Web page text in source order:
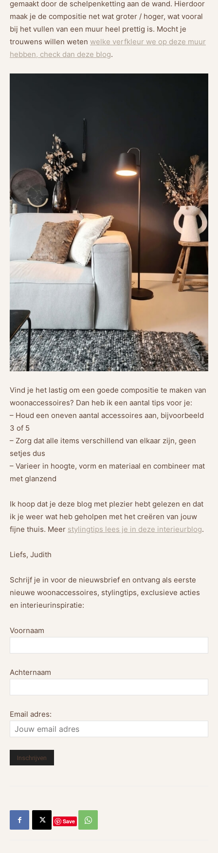
gemaakt door de schelpenketting aan de wand. Hierdoor
maak je de compositie net wat groter / hoger, wat vooral
bij het vullen van een muur heel prettig is. Mocht je
trouwens willen weten welke verfkleur we op deze muur
hebben, check dan deze blog.
Vind je het lastig om een goede compositie te maken van
woonaccessoires? Dan heb ik een aantal tips voor je:
– Houd een oneven aantal accessoires aan, bijvoorbeeld
3 of 5
– Zorg dat alle items verschillend van elkaar zijn, geen
setjes dus
– Varieer in hoogte, vorm en materiaal en combineer mat
met glanzend
Ik hoop dat je deze blog met plezier hebt gelezen en dat
ik je weer wat heb geholpen met het creëren van jouw
fijne thuis. Meer stylingtips lees je in deze interieurblog.
Liefs, Judith
Schrijf je in voor de nieuwsbrief en ontvang als eerste
nieuwe woonaccessoires, stylingtips, exclusieve acties
en interieurinspiratie:
Voornaam
Achternaam
Email adres:
Save